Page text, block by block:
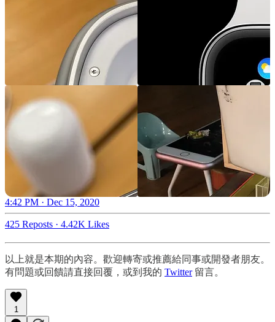
4:42 PM · Dec 15, 2020
425 Reposts · 4.42K Likes
以上就是本期的內容。歡迎轉寄或推薦給同事或開發者朋友。
有問題或回饋請直接回覆，或到我的 Twitter留言。
1